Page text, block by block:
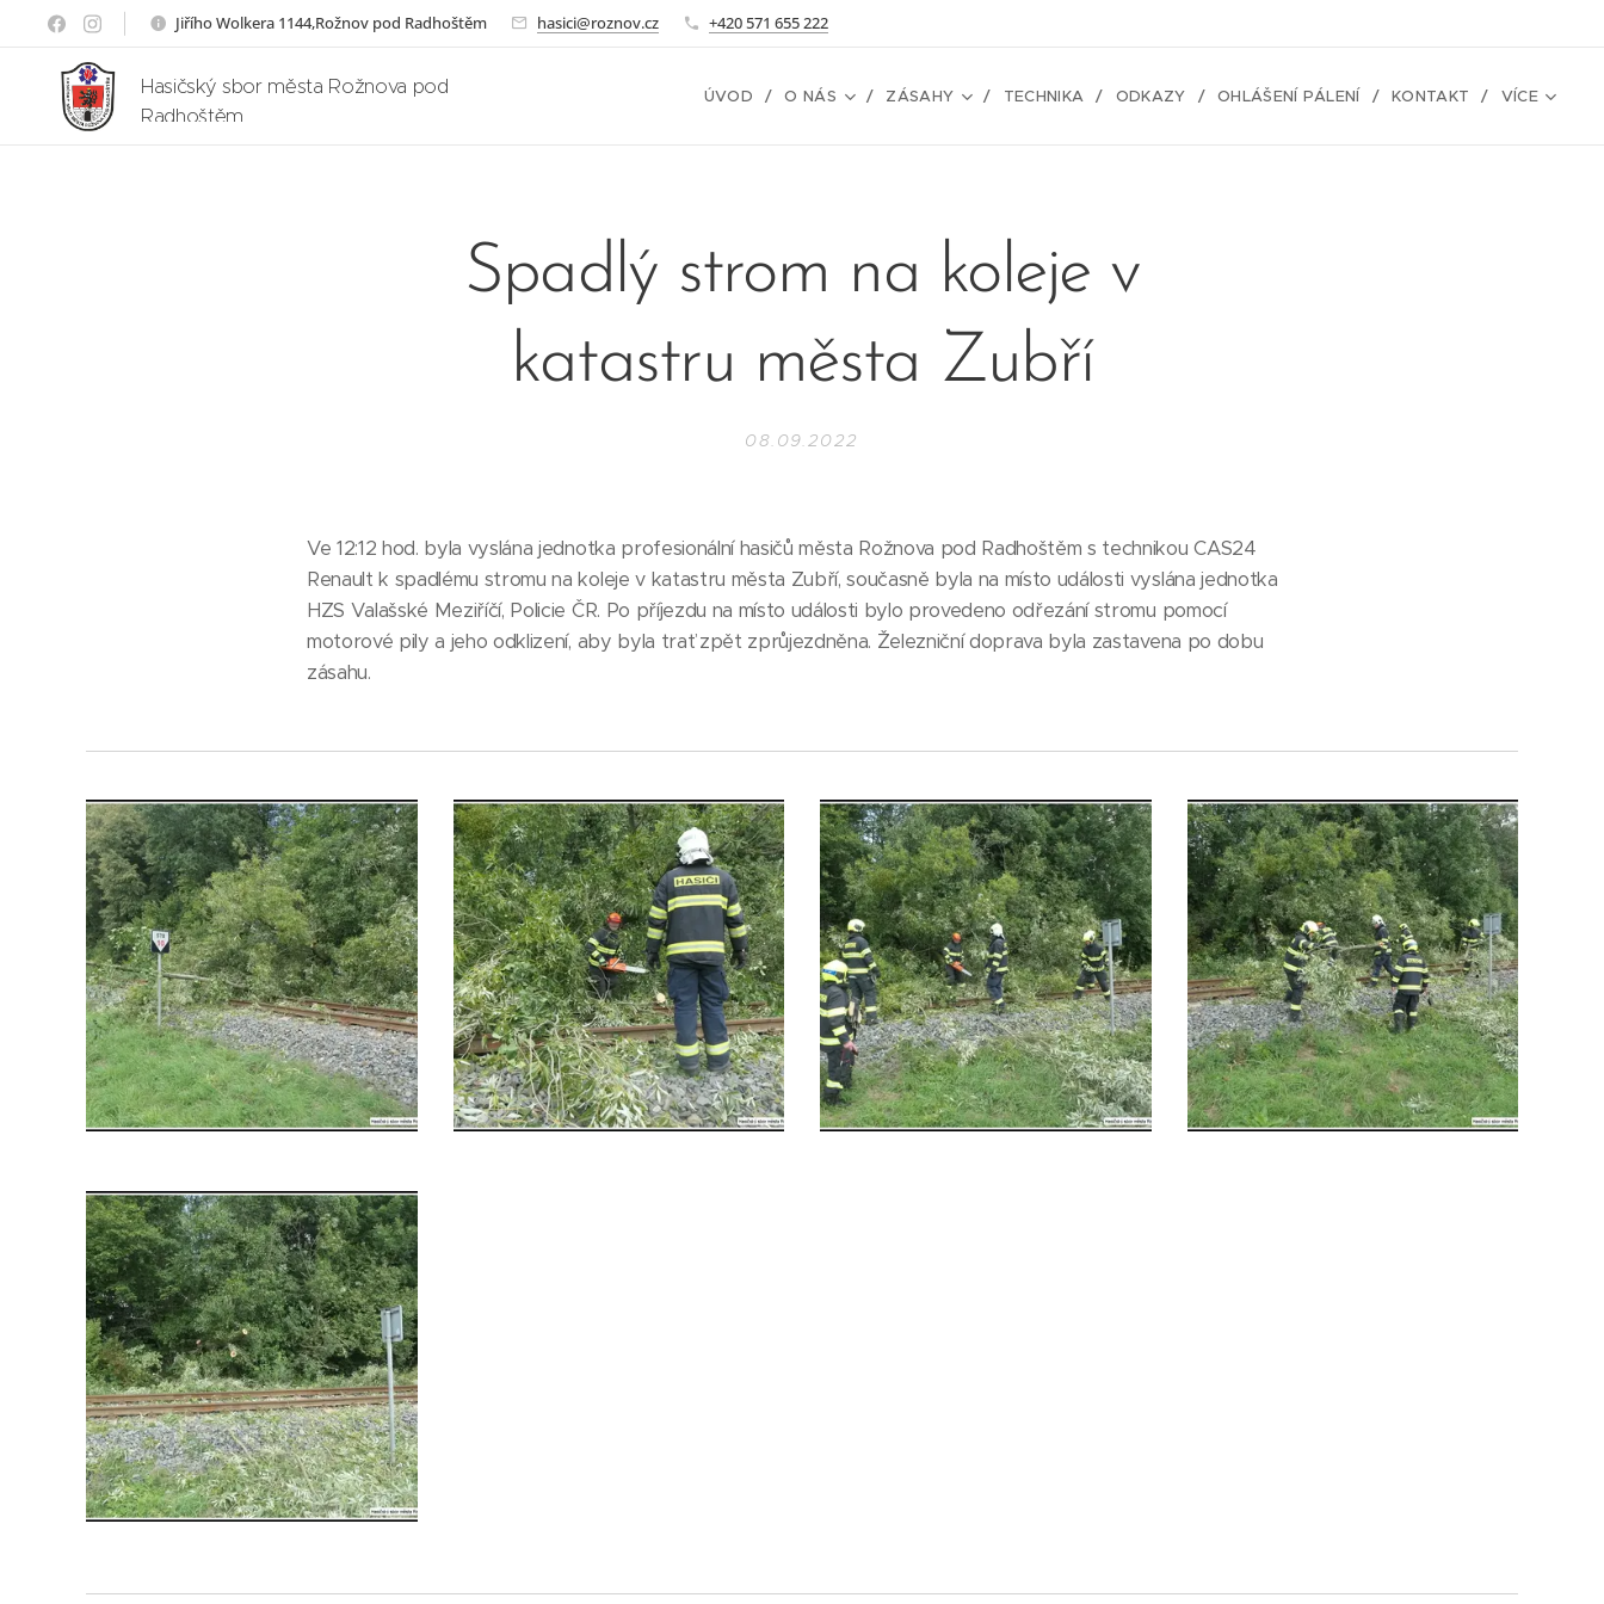
Jiřího Wolkera 1144,Rožnov pod Radhoštěm hasici@roznov.cz +420 571 655 222
Hasičský sbor města Rožnova pod
Radhoštěm
ÚVOD O NÁS ZÁSAHY TECHNIKA ODKAZY OHLÁŠENÍ PÁLENÍ KONTAKT VÍCE
Spadlý strom na koleje v
katastru města Zubří
08.09.2022
Ve 12:12 hod. byla vyslána jednotka profesionální hasičů města Rožnova pod Radhoštěm s technikou CAS24
Renault k spadlému stromu na koleje v katastru města Zubří, současně byla na místo události vyslána jednotka
HZS Valašské Meziříčí, Policie ČR. Po příjezdu na místo události bylo provedeno odřezání stromu pomocí
motorové pily a jeho odklizení, aby byla trať zpět zprůjezdněna. Železniční doprava byla zastavena po dobu
zásahu.